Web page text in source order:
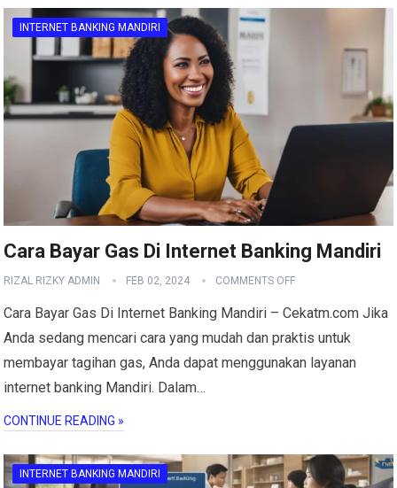
INTERNET BANKING MANDIRI
Cara Bayar Gas Di Internet Banking Mandiri
RIZAL RIZKY ADMIN FEB 02, 2024 COMMENTS OFF
Cara Bayar Gas Di Internet Banking Mandiri – Cekatm.com Jika
Anda sedang mencari cara yang mudah dan praktis untuk
membayar tagihan gas, Anda dapat menggunakan layanan
internet banking Mandiri. Dalam…
CONTINUE READING »
INTERNET BANKING MANDIRI